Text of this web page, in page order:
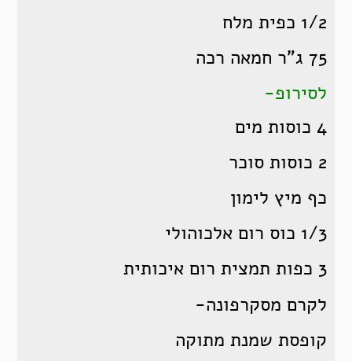
1/2 כפית מלח
75 ג”ר חמאה רכה
לסירופ-
4 כוסות מים
2 כוסות סוכר
כף מיץ לימון
1/3 כוס רום אלכוהולי
3 כפות תמצית רום איכותית
לקרם מסקרפונה-
קופסת שמנת מתוקה